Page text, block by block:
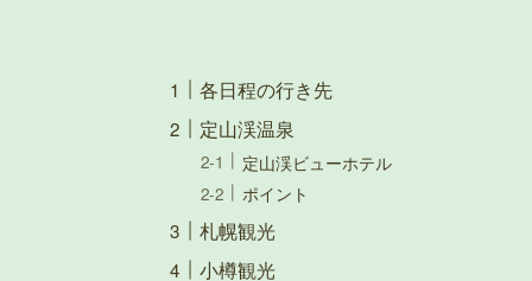
各日程の行き先
定山渓温泉
定山渓ビューホテル
ポイント
札幌観光
小樽観光